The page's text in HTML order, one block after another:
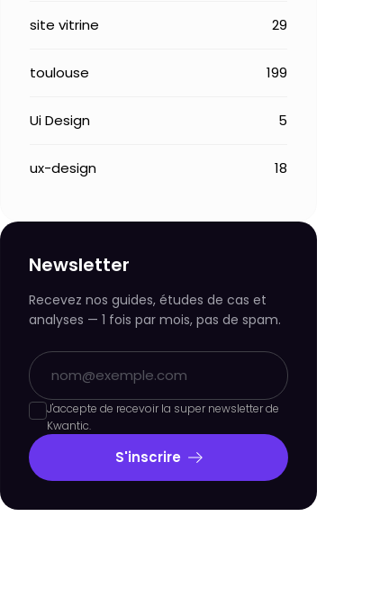
site vitrine 29
toulouse 199
Ui Design 5
ux-design 18
Newsletter
Recevez nos guides, études de cas et
analyses — 1 fois par mois, pas de spam.
J'accepte de recevoir la super newsletter de
Kwantic.
S'inscrire